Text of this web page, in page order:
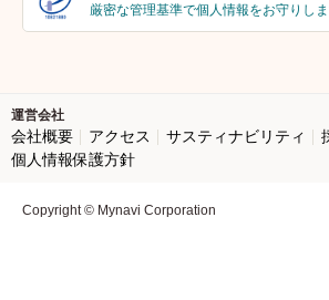
厳密な管理基準で個人情報をお守りしま
運営会社
会社概要 アクセス サスティナビリティ
個人情報保護方針
Copyright © Mynavi Corporation